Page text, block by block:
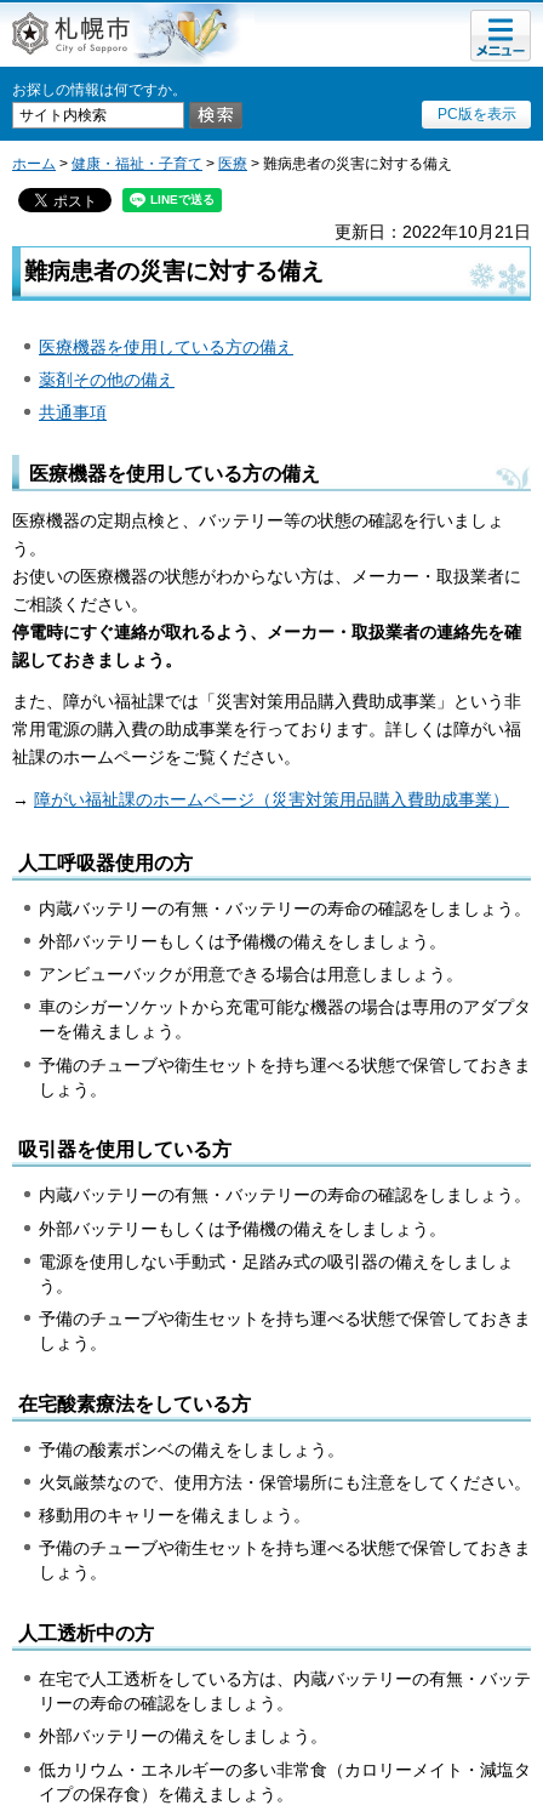
札幌市
お探しの情報は何ですか。
PC版を表示
メニュ
ー
ホーム > 健康・福祉・子育て > 医療 > 難病患者の災害に対する備え
更新日：2022年10月21日
難病患者の災害に対する備え
医療機器を使用している方の備え
薬剤その他の備え
共通事項
医療機器を使用している方の備え
医療機器の定期点検と、バッテリー等の状態の確認を行いましょ
う。
お使いの医療機器の状態がわからない方は、メーカー・取扱業者に
ご相談ください。
停電時にすぐ連絡が取れるよう、メーカー・取扱業者の連絡先を確
認しておきましょう。
また、障がい福祉課では「災害対策用品購入費助成事業」という非
常用電源の購入費の助成事業を行っております。詳しくは障がい福
祉課のホームページをご覧ください。
→ 障がい福祉課のホームページ（災害対策用品購入費助成事業）
人工呼吸器使用の方
内蔵バッテリーの有無・バッテリーの寿命の確認をしましょう。
外部バッテリーもしくは予備機の備えをしましょう。
アンビューバックが用意できる場合は用意しましょう。
車のシガーソケットから充電可能な機器の場合は専用のアダプタ
ーを備えましょう。
予備のチューブや衛生セットを持ち運べる状態で保管しておきま
しょう。
吸引器を使用している方
内蔵バッテリーの有無・バッテリーの寿命の確認をしましょう。
外部バッテリーもしくは予備機の備えをしましょう。
電源を使用しない手動式・足踏み式の吸引器の備えをしましょ
う。
予備のチューブや衛生セットを持ち運べる状態で保管しておきま
しょう。
在宅酸素療法をしている方
予備の酸素ボンベの備えをしましょう。
火気厳禁なので、使用方法・保管場所にも注意をしてください。
移動用のキャリーを備えましょう。
予備のチューブや衛生セットを持ち運べる状態で保管しておきま
しょう。
人工透析中の方
在宅で人工透析をしている方は、内蔵バッテリーの有無・バッテ
リーの寿命の確認をしましょう。
外部バッテリーの備えをしましょう。
低カリウム・エネルギーの多い非常食（カロリーメイト・減塩タ
イプの保存食）を備えましょう。